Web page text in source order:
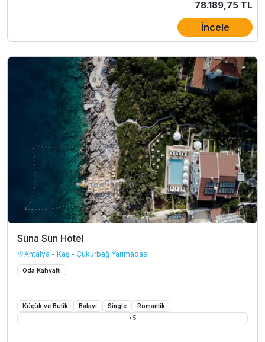
78.189,75 TL
İncele
Suna Sun Hotel
Antalya - Kaş - Çukurbağ Yarımadası
Oda Kahvaltı
Küçük ve Butik Balayı Single
Romantik
+5